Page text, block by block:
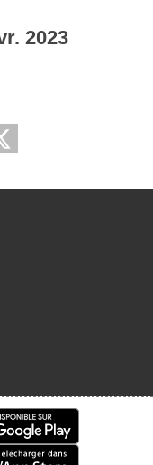
2023